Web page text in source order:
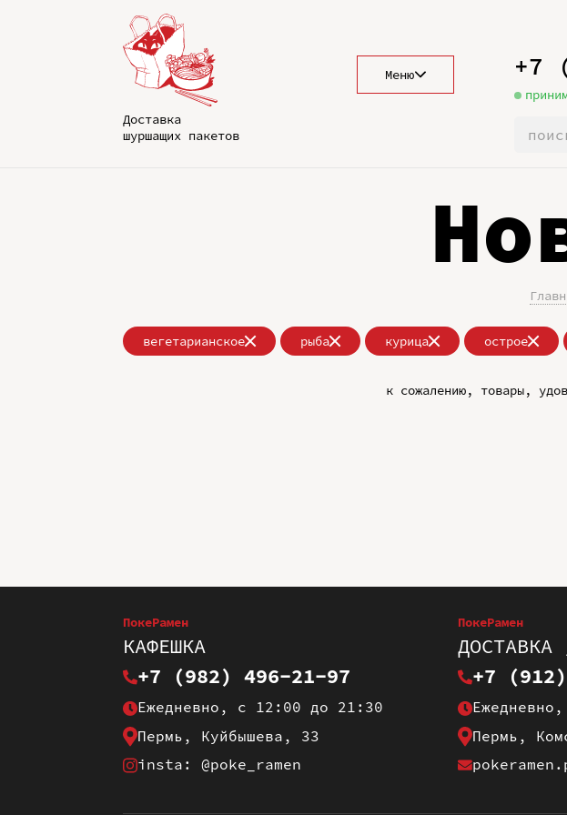
Доставка
шуршащих пакетов
Меню +7
вегетарианское рыба курица острое
к сожалению, товары,
ПокеРамен
КАФЕШКА
+7 (982) 496-21-97
Ежедневно, с 12:00 до 21:30
Пермь, Куйбышева, 33
insta: @poke_ramen
ПокеРамен
+7
Пермь,